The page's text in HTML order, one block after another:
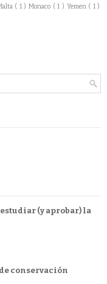
( 1 )Monaco ( 1 ) Yemen ( 1 )
(y aprobar) la
conservación